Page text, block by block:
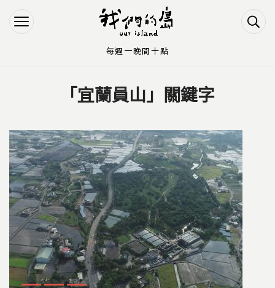
Jump to Navigation
Jump to Main content
「宜蘭員山」關鍵字
每週一晚間十點